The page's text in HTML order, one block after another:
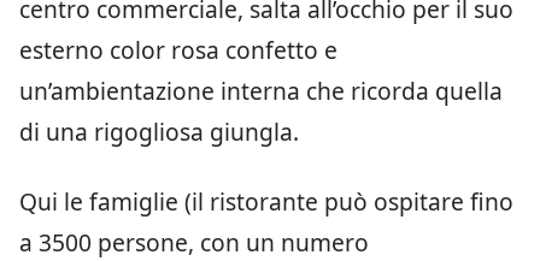
centro commerciale, salta all’occhio per il suo
esterno color rosa confetto e
un’ambientazione interna che ricorda quella
di una rigogliosa giungla.
Qui le famiglie (il ristorante può ospitare fino
a 3500 persone, con un numero